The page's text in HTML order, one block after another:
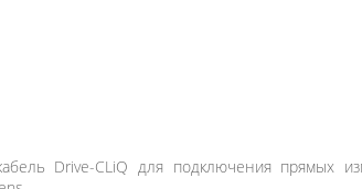
Drive-CLiQ для подключения прямых